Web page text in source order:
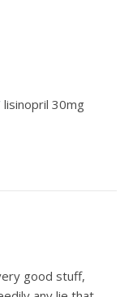
lisinopril 30mg
good stuff,